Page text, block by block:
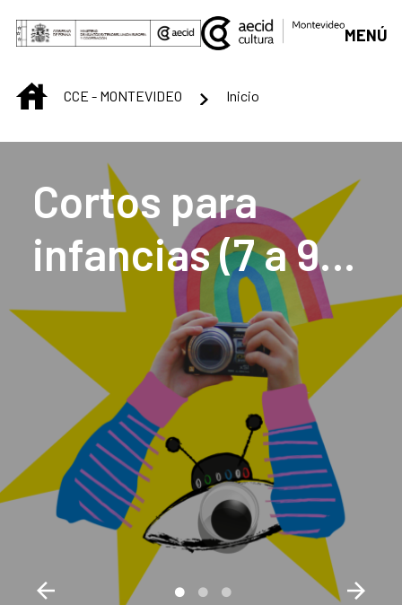
Saltar al contenido principal
MENÚ
INICIOCCE - MONTEVIDEO Inicio
Centro Cultural de
Cortos para
infancias (7 a 9
años)